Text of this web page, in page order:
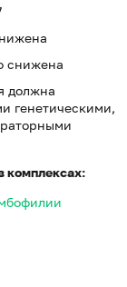
снижена
должна
генетическими,
комплексах: